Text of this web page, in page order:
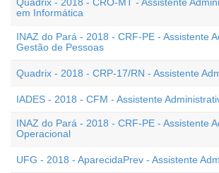
em Informática
INAZ do Pará - 2018 - CRF-PE - Assistente
Gestão de Pessoas
Quadrix - 2018 - CRP-17/RN - Assistente
IADES - 2018 - CFM - Assistente
INAZ do Pará - 2018 - CRF-PE - Assistente
Operacional
UFG - 2018 - AparecidaPrev - Assistente